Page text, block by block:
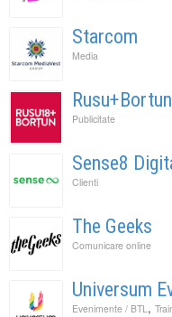
Starcom
Media
Rusu+Bortun
Publicitate
Sense8
Clienti
The Geeks
Comunicare online
Universum
Evenimente / BTL ,